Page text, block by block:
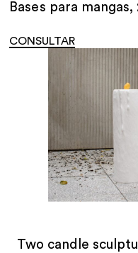
Bases para mangas,
CONSULTAR
Two candle